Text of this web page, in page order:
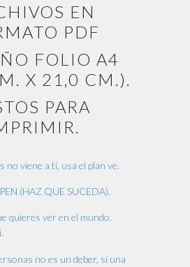
EN
PDF
FOLIO A4
X 21,0 CM.).
PARA
no viene a ti, usa el plan ve.
(HAZ QUE SUCEDA).
quieres ver en el mundo.
no es un deber, si una